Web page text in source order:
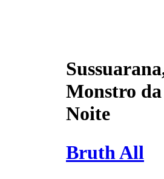
Monstro da
Noite
Bruth All